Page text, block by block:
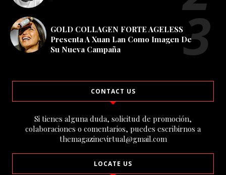
GOLD COLLAGEN FORTE AGELESS
Presenta A Xuan Lan Como Imagen De
Su Nueva Campaña
CONTACT US
Si tienes alguna duda, solicitud de promoción,
colaboraciones o comentarios, puedes escribirnos a
themagazinevirtual@gmail.com
LOCATE US